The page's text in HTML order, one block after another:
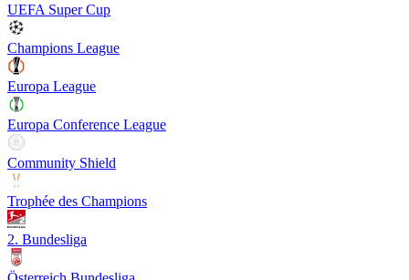
UEFA Super Cup
Champions League
Europa League
Europa Conference League
Community Shield
Trophée des Champions
2. Bundesliga